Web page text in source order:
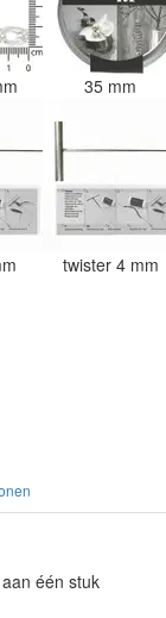
35 mm
twister 4 mm
één stuk